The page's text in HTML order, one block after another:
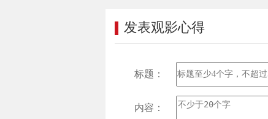
发表观影心得
标题：
内容：